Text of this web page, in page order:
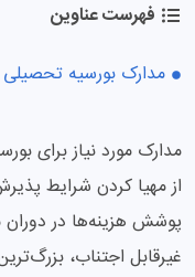
فهرست عناوین
مدارک بورسیه تحصیلی
مدارک مورد نیاز برای
از مهیا کردن شرایط
پوشش هزینه‌ها در
غیرقابل اجتناب،